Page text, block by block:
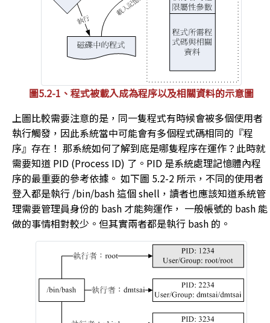
圖5.2-1、程式被載入成為程序以及相關資料的示意圖
上圖比較需要注意的是，同一隻程式有時候會被多個使用者
執行觸發，因此系統當中可能會有多個程式碼相同的『程
序』存在！ 那系統如何了解到底是哪隻程序在運作？此時就
需要知道 PID (Process ID) 了。PID 是系統處理記憶體內程
序的最重要的參考依據。 如下圖 5.2-2 所示，不同的使用者
登入都是執行 /bin/bash 這個 shell，讀者也應該知道系統管
理需要管理員身份的 bash 才能夠運作， 一般帳號的 bash 能
做的事情相對較少。但其實兩者都是執行 bash 的。